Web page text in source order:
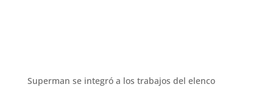
Superman se integró a los trabajos del elenco